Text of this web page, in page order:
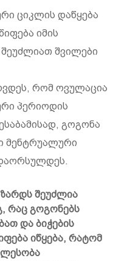
ციკლის დაწყება
იმის
შვილები
რომ ოვულაცია
პერიოდის
გოგონა
მენტრუალური
შეუძლია
რაც გოგონებს
და ბიჭების
იწყება, რატომ